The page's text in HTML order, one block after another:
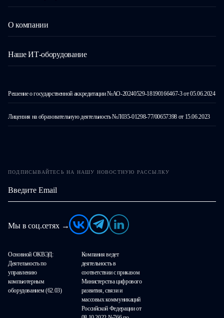
О компании
Наше ИТ-оборудование
Решение о государственной аккредитации №АО-20240529-18190166467-3 от 05.06.2024
Лицензия на образовательную деятельность №Л035-01298-77/00657398 от 15.06.2023
ПОДПИСЫВАЙТЕСЬ НА НАШУ НОВОСТНУЮ РАССЫЛКУ
Мы в соц.сетях →
Основной ОКВЭД:
Деятельность по
управлению
компьютерным
оборудованием (62.03)
Компания ведет
деятельность в
соответствии с приказом
Министерства цифрового
развития, связи и
массовых коммуникаций
Российской Федерации от